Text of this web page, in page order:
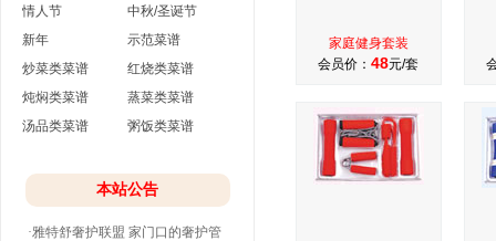
情人节
中秋/圣诞节
新年
示范菜谱
炒菜类菜谱
红烧类菜谱
炖焖类菜谱
蒸菜类菜谱
汤品类菜谱
粥饭类菜谱
本站公告
·雅特舒奢护联盟 家门口的奢护管
家庭健身套装
会员价： 48元/套